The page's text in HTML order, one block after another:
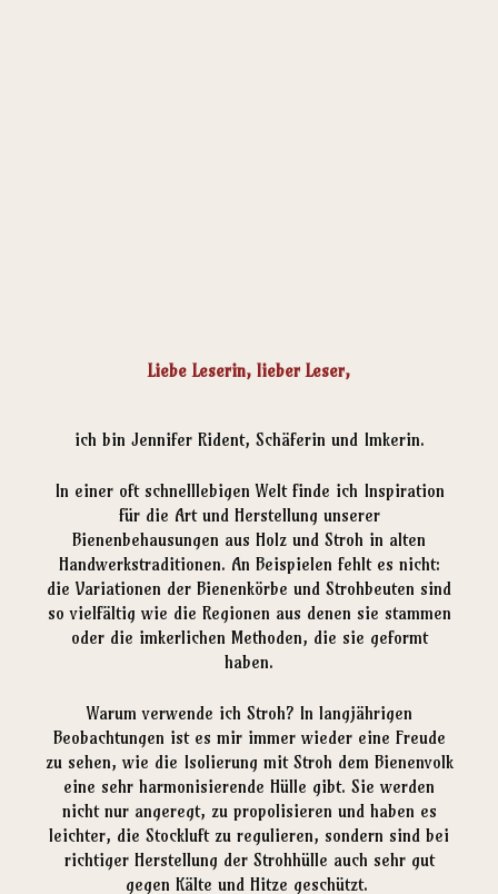
Liebe Leserin, lieber Leser,
ich bin Jennifer Rident, Schäferin und Imkerin.
In einer oft schnelllebigen Welt finde ich Inspiration
für die Art und Herstellung unserer
Bienenbehausungen aus Holz und Stroh in alten
Handwerkstraditionen. An Beispielen fehlt es nicht:
die Variationen der Bienenkörbe und Strohbeuten sind
so vielfältig wie die Regionen aus denen sie stammen
oder die imkerlichen Methoden, die sie geformt
haben.
Warum verwende ich Stroh? In langjährigen
Beobachtungen ist es mir immer wieder eine Freude
zu sehen, wie die Isolierung mit Stroh dem Bienenvolk
eine sehr harmonisierende Hülle gibt. Sie werden
nicht nur angeregt, zu propolisieren und haben es
leichter, die Stockluft zu regulieren, sondern sind bei
richtiger Herstellung der Strohhülle auch sehr gut
gegen Kälte und Hitze geschützt.